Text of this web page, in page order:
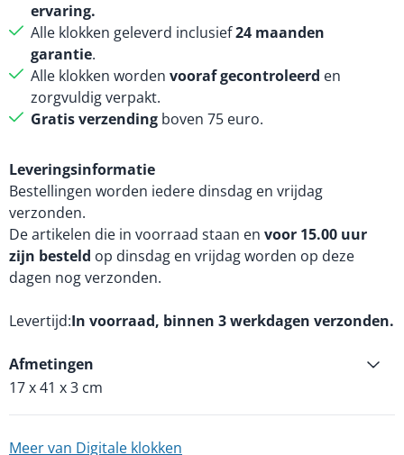
ervaring.
Alle klokken geleverd inclusief24 maanden
garantie.
Alle klokken worden vooraf gecontroleerd en
zorgvuldig verpakt.
Gratis verzending boven 75 euro.
Leveringsinformatie
Bestellingen worden iedere dinsdag en vrijdag
verzonden.
De artikelen die in voorraad staan en voor 15.00 uur
zijn besteld op dinsdag en vrijdag worden op deze
dagen nog verzonden.
Levertijd In voorraad, binnen 3 werkdagen verzonden.
Afmetingen
17 x 41 x 3 cm
Meer van Digitale klokken